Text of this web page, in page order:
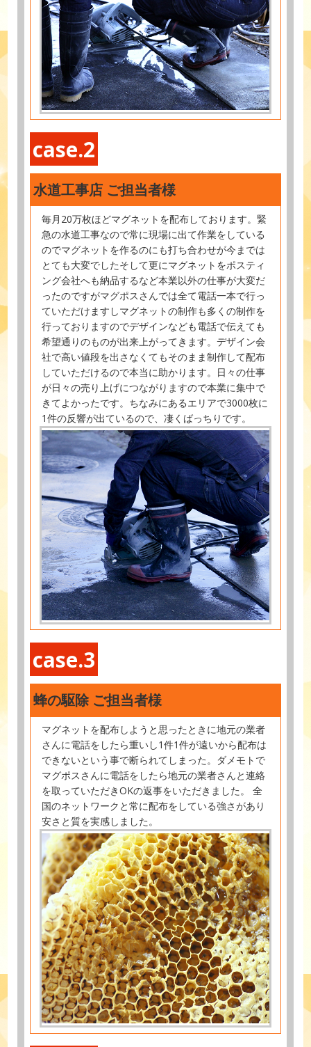
case.2
水道工事店 ご担当者様
毎月20万枚ほどマグネットを配布しております。緊
急の水道工事なので常に現場に出て作業をしている
のでマグネットを作るのにも打ち合わせが今までは
とても大変でしたそして更にマグネットをポスティ
ング会社へも納品するなど本業以外の仕事が大変だ
ったのですがマグポスさんでは全て電話一本で行っ
ていただけますしマグネットの制作も多くの制作を
行っておりますのでデザインなども電話で伝えても
希望通りのものが出来上がってきます。デザイン会
社で高い値段を出さなくてもそのまま制作して配布
していただけるので本当に助かります。日々の仕事
が日々の売り上げにつながりますので本業に集中で
きてよかったです。ちなみにあるエリアで3000枚に
1件の反響が出ているので、凄くばっちりです。
case.3
蜂の駆除 ご担当者様
マグネットを配布しようと思ったときに地元の業者
さんに電話をしたら重いし1件1件が遠いから配布は
できないという事で断られてしまった。ダメモトで
マグポスさんに電話をしたら地元の業者さんと連絡
を取っていただきOKの返事をいただきました。 全
国のネットワークと常に配布をしている強さがあり
安さと質を実感しました。